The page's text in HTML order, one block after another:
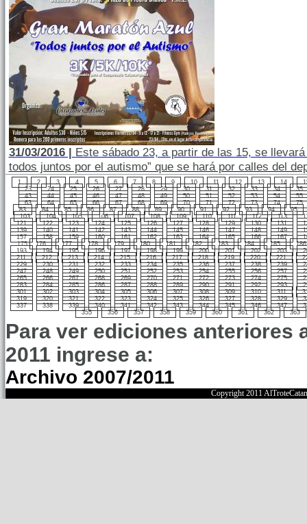
31/03/2016 | Este sábado 23, a partir de las 15, se
todos juntos por el autismo” que se hará por calles del
1 2 3 4 5 6 7 8 9 10 11 12 13 14
23
24 25 26 27 28 29 30 31 32 33 34
35
43
44 45 46 47 48 49 50 51 52 53 54
55
63
64 65 66 67 68 69 70 71 72 73 74
75
83
84 85 86 87 88 89 90 91 92 93 94
95
103
104 105 106 107 108 109 110 111 112 113
121
122 123 124 125 126 127 128 129 130 131
139
140 141 142 143 144 145 146 147 148 149
157
158 159 160 161 162 163 164 165 166 167
175
176 177 178 179 180 181 182 183 184 185
186
193
194 195 196 197 198 199 200 201 202 203
211
212 213 214 215 216 217 218 219 220 221
229
230 231 232 233 234 235 236 237 238 239
247
248 249 250 251 252 253 254 255 256 257
265
266 267 268 269 270 271 272 273 274 275
283
284 285 286 287 288 289 290 291 292 293
301
302 303 304 305 306 307 308 309 310 311
319
320 321 322 323 324 325 326 327 328 329
337
338 339 340 341 342 343 344 345 346 347
355
356 357 358 359 360 361 362 363
Para ver ediciones anteriores
2011 ingrese a:
Archivo 2007/2011
Copyright 2011